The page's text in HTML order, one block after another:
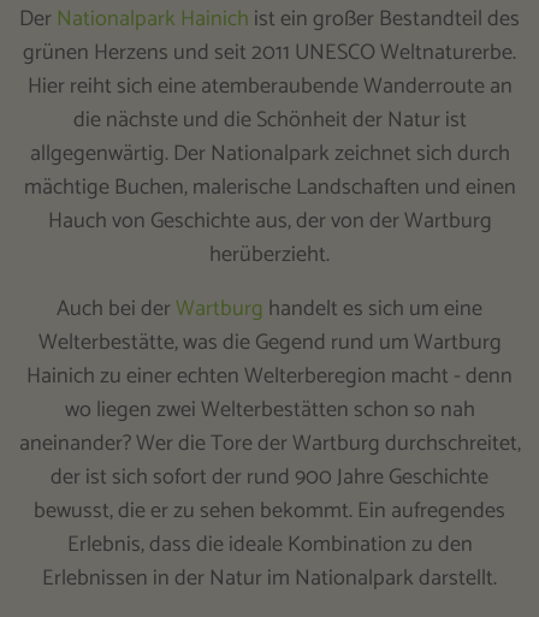
Der Nationalpark Hainich ist ein großer Bestandteil des
grünen Herzens und seit 2011 UNESCO Weltnaturerbe.
Hier reiht sich eine atemberaubende Wanderroute an
die nächste und die Schönheit der Natur ist
allgegenwärtig. Der Nationalpark zeichnet sich durch
mächtige Buchen, malerische Landschaften und einen
Hauch von Geschichte aus, der von der Wartburg
herüberzieht.
Auch bei derWartburg handelt es sich um eine
Welterbestätte, was die Gegend rund um Wartburg
Hainich zu einer echten Welterberegion macht - denn
wo liegen zwei Welterbestätten schon so nah
aneinander? Wer die Tore der Wartburg durchschreitet,
der ist sich sofort der rund 900 Jahre Geschichte
bewusst, die er zu sehen bekommt. Ein aufregendes
Erlebnis, dass die ideale Kombination zu den
Erlebnissen in der Natur im Nationalpark darstellt.